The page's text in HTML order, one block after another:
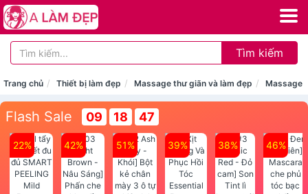
Tìm kiếm
Trang chủ Thiết bị làm đẹp Massage thư giãn và làm đẹp Massage
Flash Sale 09 18 46
22% 42% 51% 39% 38% 46%